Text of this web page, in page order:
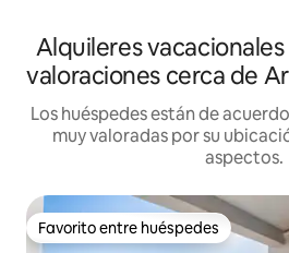
Alquileres
valoraciones cerca de
Los huéspedes están de
muy valoradas por su
aspectos.
Favorito entre huéspedes
Favorito entre huéspedes